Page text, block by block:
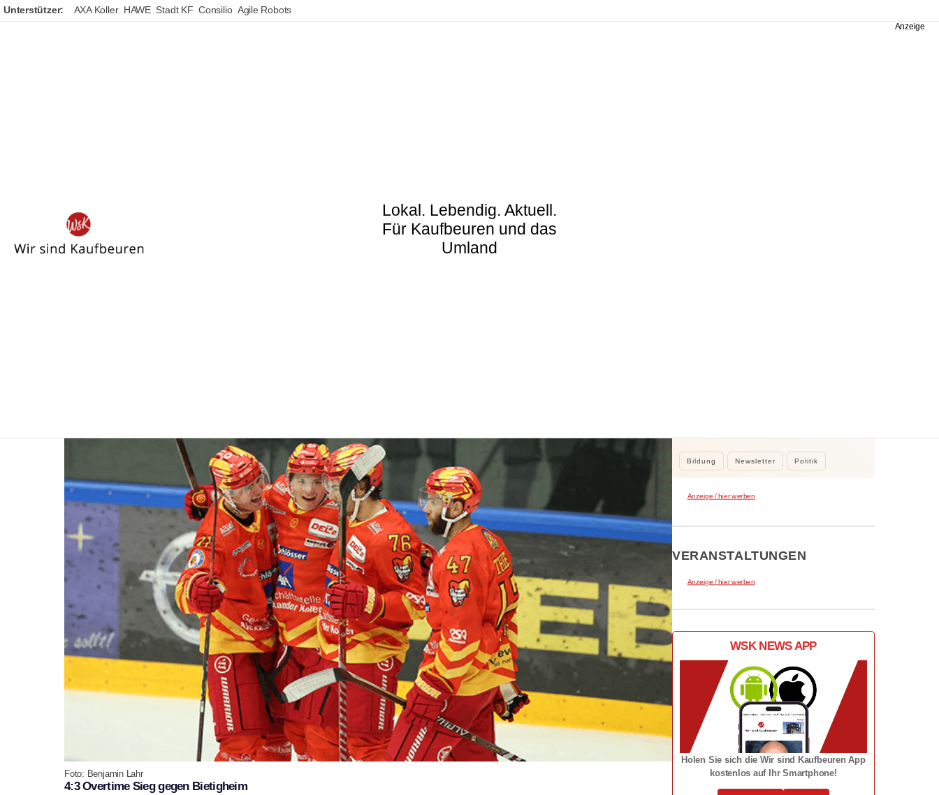
Unterstützer: AXA Koller HAWE Stadt KF Consilio Agile Robots
Lokal. Lebendig. Aktuell.
Für Kaufbeuren und das
Umland
Foto: Benjamin Lahr
4:3 Overtime Sieg gegen Bietigheim
Bildung Newsletter Politik
Anzeige / hier werben
VERANSTALTUNGEN
Anzeige / hier werben
WSK NEWS APP
Holen Sie sich die Wir sind Kaufbeuren App
kostenlos auf Ihr Smartphone!